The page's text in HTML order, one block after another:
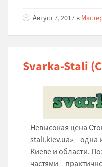
Август 7, 2017 в
Svarka-Stali
Невысокая цена
stali.kiev.ua» – одна
Киеве и области.
частями –